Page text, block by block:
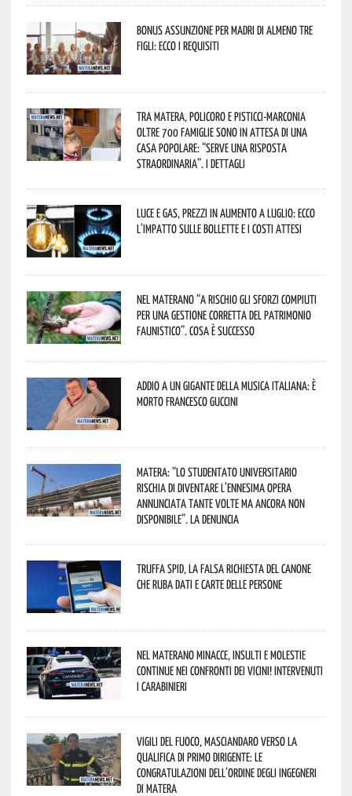
Bonus assunzione per madri di almeno tre
figli: ecco i requisiti
Tra Matera, Policoro e Pisticci-Marconia
oltre 700 famiglie sono in attesa di una
casa popolare: “serve una risposta
straordinaria”. I dettagli
Luce e gas, prezzi in aumento a luglio: ecco
l’impatto sulle bollette e i costi attesi
Nel materano “a rischio gli sforzi compiuti
per una gestione corretta del patrimonio
faunistico”. Cosa è successo
Addio a un gigante della musica italiana: è
morto Francesco Guccini
Matera: “Lo studentato universitario
rischia di diventare l’ennesima opera
annunciata tante volte ma ancora non
disponibile”. La denuncia
Truffa Spid, la falsa richiesta del canone
che ruba dati e carte delle persone
Nel materano minacce, insulti e molestie
continue nei confronti dei vicini! Intervenuti
i Carabinieri
Vigili del Fuoco, Masciandaro verso la
qualifica di Primo Dirigente: le
congratulazioni dell’Ordine degli Ingegneri
di Matera